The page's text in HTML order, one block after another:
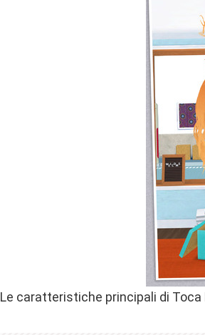
Le caratteristiche principali di Toca